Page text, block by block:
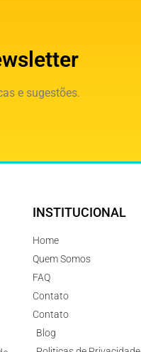
e sugestões.
INSTITUCIONAL
Home
Quem Somos
FAQ
Contato
Contato
Blog